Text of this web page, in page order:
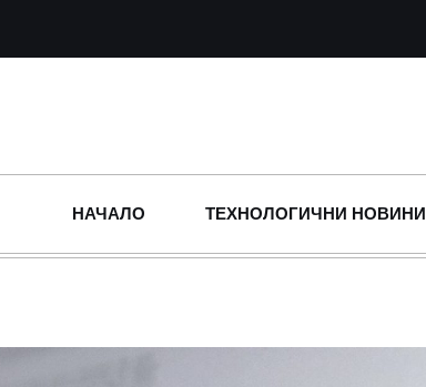
НАЧАЛО ТЕХНОЛОГИЧНИ НОВИНИ